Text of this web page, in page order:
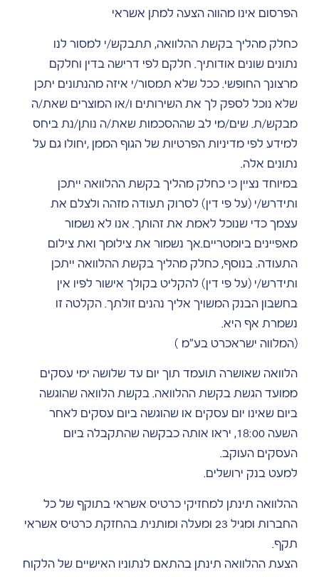
הפרסום אינו מהווה הצעה למתן אשראי
כחלק מהליך בקשת ההלוואה, תתבקש/י למסור לנו
נתונים שונים אודותיך. חלקם לפי דרישה בדין וחלקם
מרצונך החופשי. ככל שלא תמסור/י איזה מהנתונים יתכן
שלא נוכל לספק לך את השירותים ו/או המוצרים שאת/ה
מבקש/ת. שים/מי לב שההסכמות שאת/ה נותן/נת ביחס
למידע לפי מדיניות הפרטיות של הגוף הממן ,יחולו גם על
נתונים אלה.
במיוחד נציין כי כחלק מהליך בקשת ההלוואה ייתכן
ותידרש/י (על פי דין) לסרוק תעודה מזהה ולצלם את
עצמך כדי שנוכל לאמת את זהותך. אנו לא נשמור
מאפיינים ביומטריים.אך נשמור את צילומך ואת צילום
התעודה. בנוסף, כחלק מהליך בקשת ההלוואה ייתכן
ותידרש/י (על פי דין) להקליט בקולך אישור לפיו אין
בחשבון הבנק המשויך אליך נהנים זולתך. הקלטה זו
נשמרת אף היא.
(המלווה ישראכרט בע"מ )
הלוואה שאושרה תועמד תוך יום עד שלושה ימי עסקים
ממועד הגשת בקשת ההלוואה. בקשת הלוואה שהוגשה
ביום שאינו יום עסקים או שהוגשה ביום עסקים לאחר
השעה 18:00, יראו אותה כבקשה שהתקבלה ביום
העסקים העוקב.
למעט בנק ירושלים.
ההלוואה תינתן למחזיקי כרטיס אשראי בתוקף של כל
החברות ומגיל 23 ומעלה ומותנית בהחזקת כרטיס אשראי
תקף.
הצעת ההלוואה תינתן בהתאם לנתוניו האישיים של הלקוח